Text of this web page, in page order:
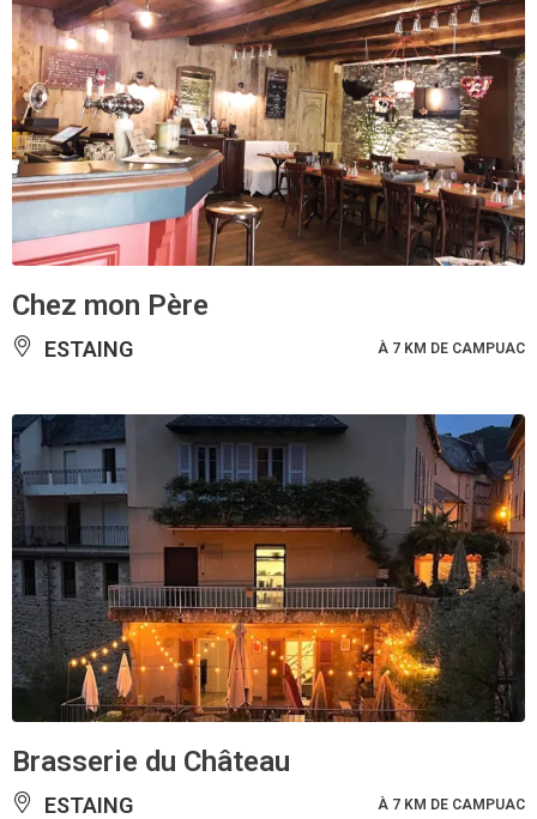
Chez mon Père
ESTAING À 7 KM DE CAMPUAC
Brasserie du Château
ESTAING À 7 KM DE CAMPUAC